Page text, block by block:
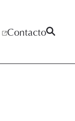
Contacto